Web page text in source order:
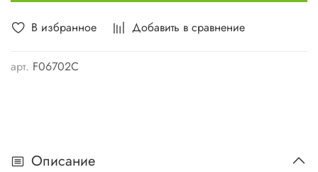
В избранное Добавить в сравнение
арт. F06702C
Описание